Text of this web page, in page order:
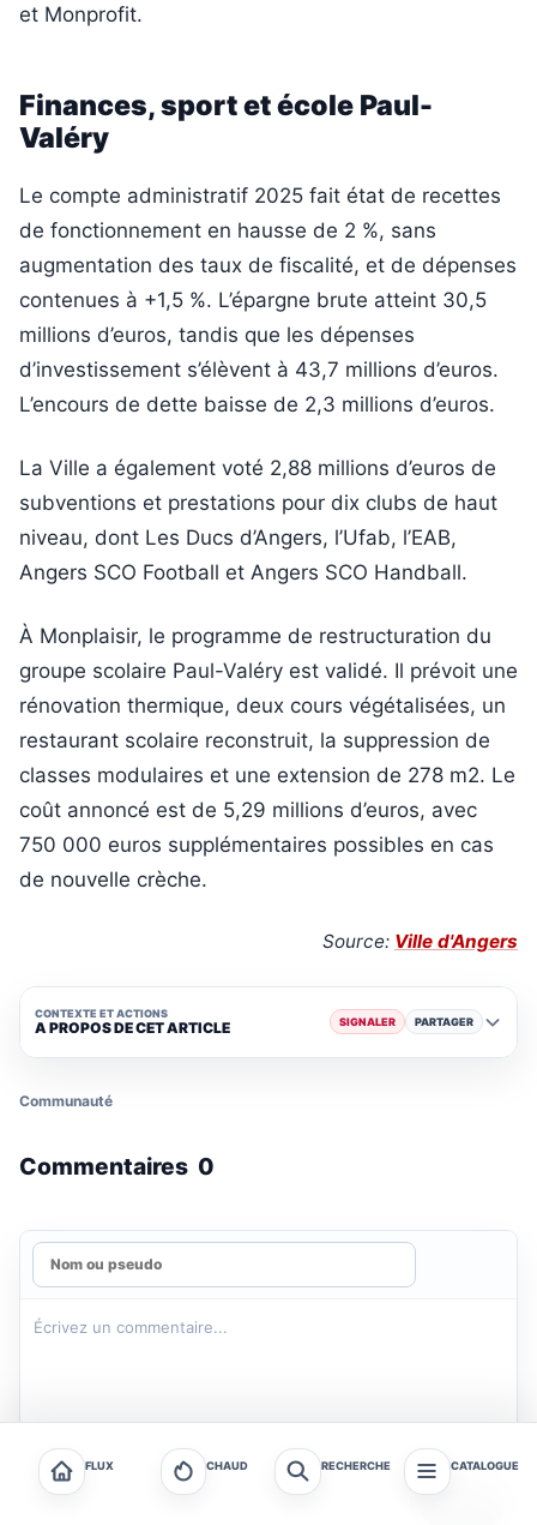
et Monprofit.
Finances, sport et école Paul-
Valéry
Le compte administratif 2025 fait état de recettes
de fonctionnement en hausse de 2 %, sans
augmentation des taux de fiscalité, et de dépenses
contenues à +1,5 %. L’épargne brute atteint 30,5
millions d’euros, tandis que les dépenses
d’investissement s’élèvent à 43,7 millions d’euros.
L’encours de dette baisse de 2,3 millions d’euros.
La Ville a également voté 2,88 millions d’euros de
subventions et prestations pour dix clubs de haut
niveau, dont Les Ducs d’Angers, l’Ufab, l’EAB,
Angers SCO Football et Angers SCO Handball.
À Monplaisir, le programme de restructuration du
groupe scolaire Paul-Valéry est validé. Il prévoit une
rénovation thermique, deux cours végétalisées, un
restaurant scolaire reconstruit, la suppression de
classes modulaires et une extension de 278 m2. Le
coût annoncé est de 5,29 millions d’euros, avec
750 000 euros supplémentaires possibles en cas
de nouvelle crèche.
Source: Ville d'Angers
CONTEXTE ET ACTIONS
A PROPOS DE CET ARTICLE SIGNALER PARTAGER
Communauté
Commentaires 0
FLUX CHAUD RECHERCHE CATALOGUE